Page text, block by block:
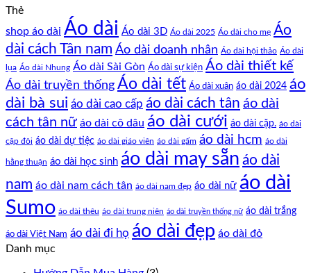
Thẻ
shop áo dài Áo dài Áo dài 3D Áo dài 2025 Áo dài cho mẹ Áo
dài cách Tân nam Áo dài doanh nhân Áo dài hội thảo Áo dài
lụa Áo dài Nhung Áo dài Sài Gòn Áo dài sự kiện Áo dài thiết kế
Áo dài truyền thống Áo dài tết Áo dài xuân áo dài 2024 áo
dài bà sui áo dài cao cấp áo dài cách tân áo dài
cách tân nữ áo dài cô dâu áo dài cưới áo dài cặp. áo dài
cặp đôi áo dài dự tiệc áo dài giáo viên áo dài gấm áo dài hcm áo dài
hằng thuận áo dài học sinh áo dài may sẵn áo dài
nam áo dài nam cách tân áo dài nam đẹp áo dài nữ áo dài
Sumo áo dài thêu áo dài trung niên áo dài truyền thống nữ áo dài trắng
áo dài Việt Nam áo dài đi họ áo dài đẹp áo dài đỏ
Danh mục